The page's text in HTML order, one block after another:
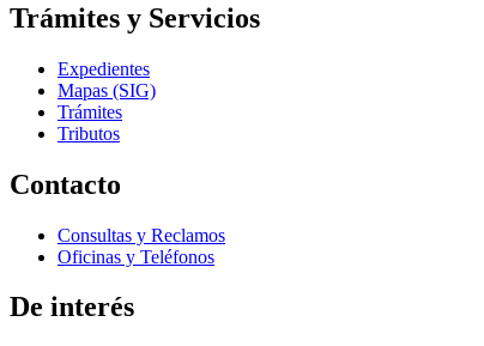
Trámites y Servicios
Expedientes
Mapas (SIG)
Trámites
Tributos
Contacto
Consultas y Reclamos
Oficinas y Teléfonos
De interés